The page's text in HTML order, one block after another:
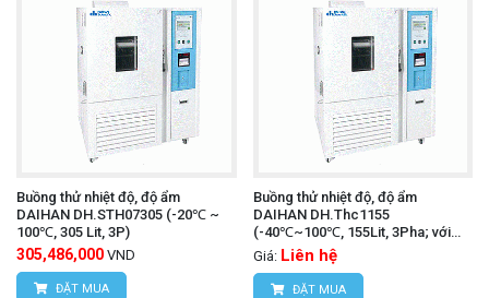
Buồng thử nhiệt độ, độ ẩm
DAIHAN DH.STH07305 (-20℃ ~
100℃, 305 Lit, 3P)
305,486,000 VND
ĐẶT MUA
Buồng thử nhiệt độ, độ ẩm
DAIHAN DH.Thc1155
(-40℃~100℃, 155Lit, 3Pha; với
IQ,OQ)
Giá: Liên hệ
ĐẶT MUA